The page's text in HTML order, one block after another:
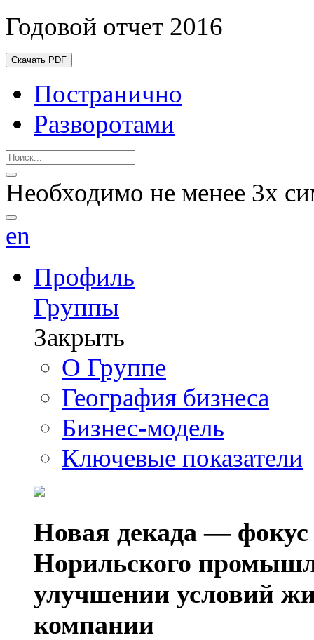
Годовой отчет 2016
Скачать PDF
Постранично
Разворотами
Необходимо не менее 3х
en
Профиль
Группы
Закрыть
О Группе
География бизнеса
Бизнес-модель
Ключевые показатели
Новая декада — фокус
Норильского
улучшении условий
компании